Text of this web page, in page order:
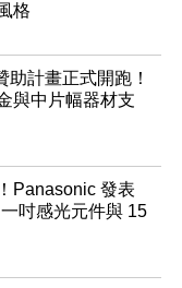
格
助計畫正式開跑！
與中片幅器材支
Panasonic 發表
吋感光元件與 15